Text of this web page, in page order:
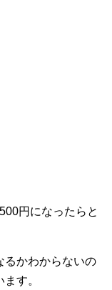
円になったらと
るかわからないの
す。